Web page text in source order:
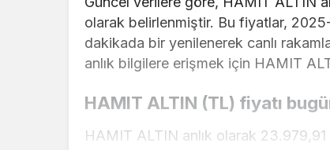
olarak belirlenmiştir. Bu fiyatlar,
dakikada bir yenilenerek canlı
anlık bilgilere erişmek için HAMIT
HAMIT ALTIN (TL) fiyatı
HAMIT ALTIN anlık olarak